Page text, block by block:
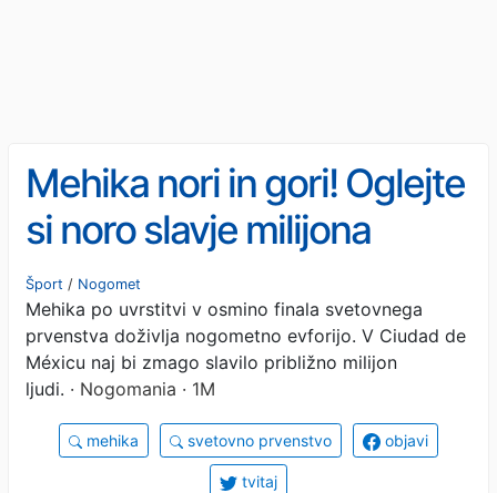
Mehika nori in gori! Oglejte
si noro slavje milijona
navijačev na ulicah Mexico
Cityja - VIDEO
Šport / Nogomet
Mehika po uvrstitvi v osmino finala svetovnega
prvenstva doživlja nogometno evforijo. V Ciudad de
Méxicu naj bi zmago slavilo približno milijon
ljudi. · Nogomania · 1M
mehika svetovno prvenstvo objavi
tvitaj